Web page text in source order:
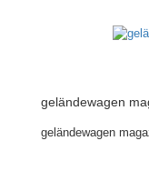
geländewagen
geländewagen